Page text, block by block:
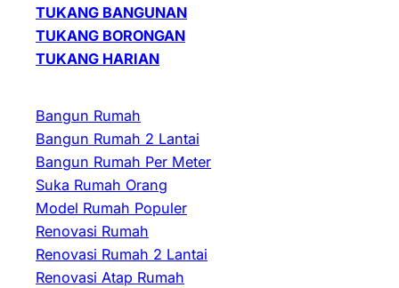
TUKANG BANGUNAN
TUKANG BORONGAN
TUKANG HARIAN
Bangun Rumah
Bangun Rumah 2 Lantai
Bangun Rumah Per Meter
Suka Rumah Orang
Model Rumah Populer
Renovasi Rumah
Renovasi Rumah 2 Lantai
Renovasi Atap Rumah